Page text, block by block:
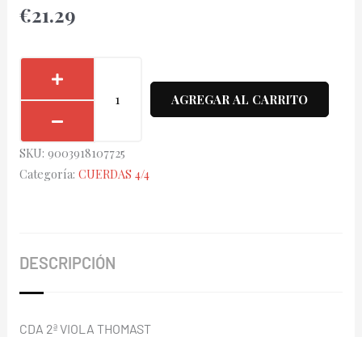
€21.29
Vision
VI-
cantidad
AGREGAR AL CARRITO
SKU: 9003918107725
Categoría: CUERDAS 4/4
DESCRIPCIÓN
CDA 2ª VIOLA THOMAST